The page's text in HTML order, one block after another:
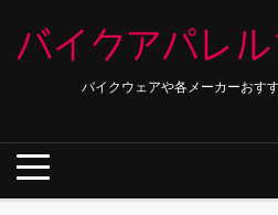
バイクウェアや各メーカーおす